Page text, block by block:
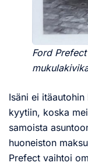
Ford
Isäni ei
kyytiin, koska
samoista
huoneiston
Prefect vaihtoi